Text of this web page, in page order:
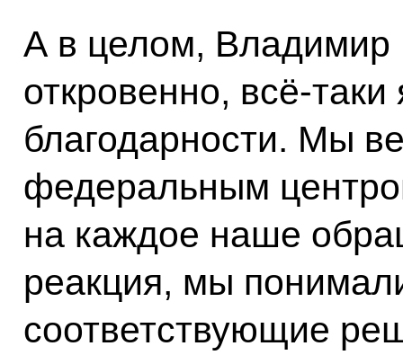
А в целом, Владимир
откровенно,
благодарности. Мы
федеральным
на каждое наше
реакция, мы
соответствующие